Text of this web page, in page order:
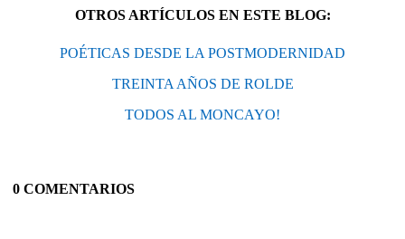
OTROS ARTÍCULOS EN ESTE BLOG:
POÉTICAS DESDE LA POSTMODERNIDAD
TREINTA AÑOS DE ROLDE
TODOS AL MONCAYO!
0 COMENTARIOS